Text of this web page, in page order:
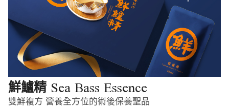
鮮鱸精 Sea Bass Essence
雙鮮複方 營養全方位的術後保養聖品